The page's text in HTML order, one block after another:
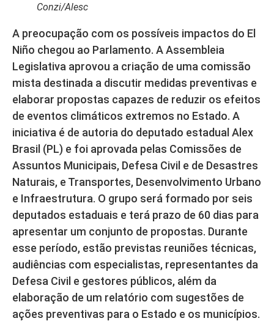
Conzi/Alesc
A preocupação com os possíveis impactos do El
Niño chegou ao Parlamento. A Assembleia
Legislativa aprovou a criação de uma comissão
mista destinada a discutir medidas preventivas e
elaborar propostas capazes de reduzir os efeitos
de eventos climáticos extremos no Estado. A
iniciativa é de autoria do deputado estadual Alex
Brasil (PL) e foi aprovada pelas Comissões de
Assuntos Municipais, Defesa Civil e de Desastres
Naturais, e Transportes, Desenvolvimento Urbano
e Infraestrutura. O grupo será formado por seis
deputados estaduais e terá prazo de 60 dias para
apresentar um conjunto de propostas. Durante
esse período, estão previstas reuniões técnicas,
audiências com especialistas, representantes da
Defesa Civil e gestores públicos, além da
elaboração de um relatório com sugestões de
ações preventivas para o Estado e os municípios.